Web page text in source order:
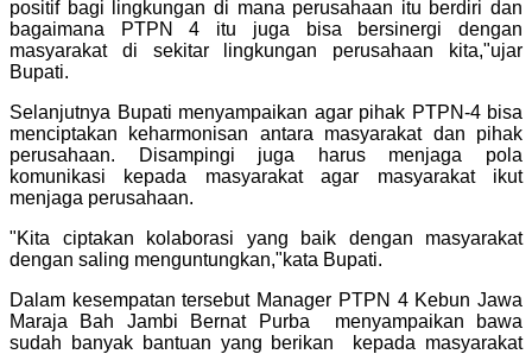
positif bagi lingkungan di mana perusahaan itu berdiri dan
bagaimana PTPN 4 itu juga bisa bersinergi dengan
masyarakat di sekitar lingkungan perusahaan kita,"ujar
Bupati.
Selanjutnya Bupati menyampaikan agar pihak PTPN-4 bisa
menciptakan keharmonisan antara masyarakat dan pihak
perusahaan. Disampingi juga harus menjaga pola
komunikasi kepada masyarakat agar masyarakat ikut
menjaga perusahaan.
"Kita ciptakan kolaborasi yang baik dengan masyarakat
dengan saling menguntungkan,"kata Bupati.
Dalam kesempatan tersebut Manager PTPN 4 Kebun Jawa
Maraja Bah Jambi Bernat Purba menyampaikan bawa
sudah banyak bantuan yang berikan kepada masyarakat